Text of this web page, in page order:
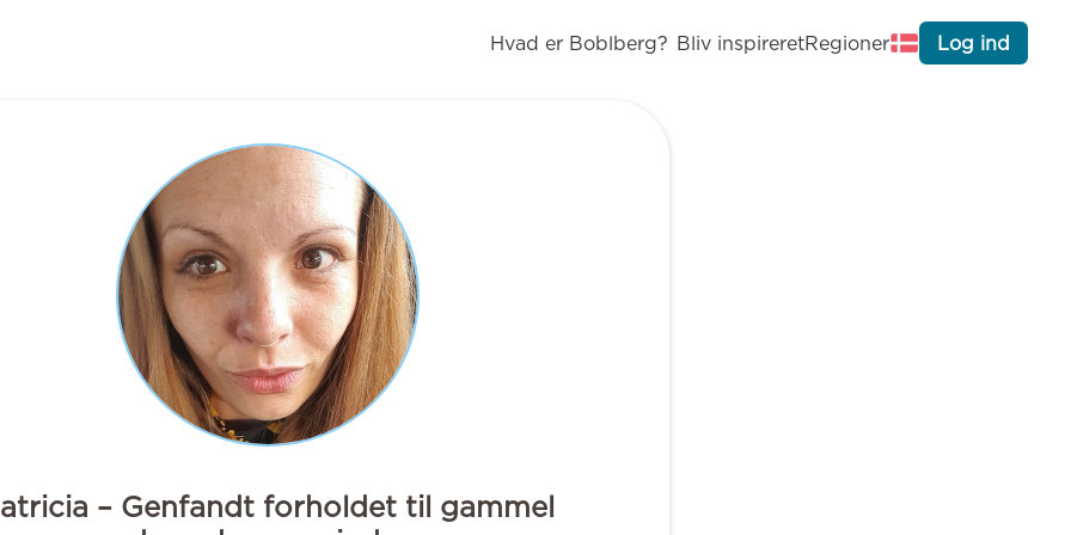
Hvad er Boblberg? Bliv inspireretRegioner Log ind
– Genfandt forholdet til gammel